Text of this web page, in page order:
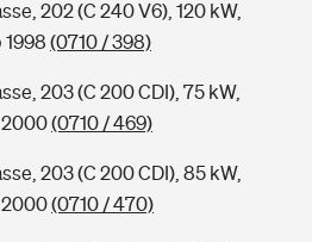
202 (C 240 V6), 120 kW,
1998 (0710 / 398)
203 (C 200 CDI), 75 kW,
2000(0710 / 469)
203 (C 200 CDI), 85 kW,
2000(0710 / 470)